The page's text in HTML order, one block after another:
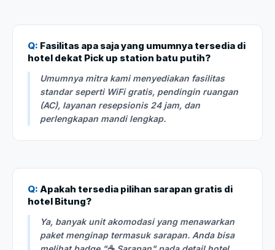
Q: Fasilitas apa saja yang umumnya tersedia di
hotel dekat Pick up station batu putih?
Umumnya mitra kami menyediakan fasilitas
standar seperti WiFi gratis, pendingin ruangan
(AC), layanan resepsionis 24 jam, dan
perlengkapan mandi lengkap.
Q: Apakah tersedia pilihan sarapan gratis di
hotel Bitung?
Ya, banyak unit akomodasi yang menawarkan
paket menginap termasuk sarapan. Anda bisa